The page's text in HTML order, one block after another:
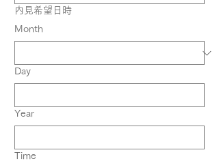
内見希望日時
Month
Day
Year
Time